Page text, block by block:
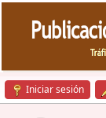
Iniciar sesión